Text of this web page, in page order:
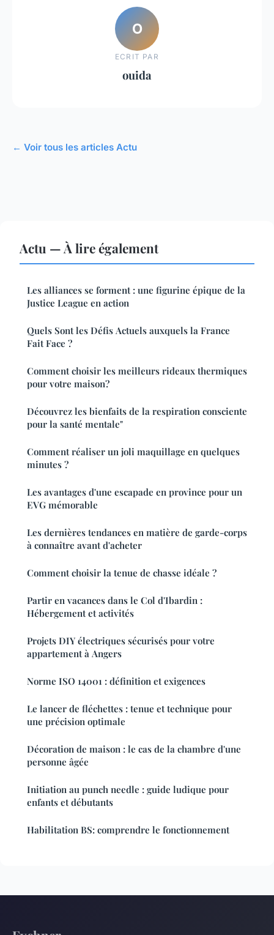
O
ECRIT PAR
ouida
← Voir tous les articles Actu
Actu — À lire également
Les alliances se forment : une figurine épique de la
Justice League en action
Quels Sont les Défis Actuels auxquels la France
Fait Face ?
Comment choisir les meilleurs rideaux thermiques
pour votre maison?
Découvrez les bienfaits de la respiration consciente
pour la santé mentale"
Comment réaliser un joli maquillage en quelques
minutes ?
Les avantages d'une escapade en province pour un
EVG mémorable
Les dernières tendances en matière de garde-corps
à connaître avant d'acheter
Comment choisir la tenue de chasse idéale ?
Partir en vacances dans le Col d'Ibardin :
Hébergement et activités
Projets DIY électriques sécurisés pour votre
appartement à Angers
Norme ISO 14001 : définition et exigences
Le lancer de fléchettes : tenue et technique pour
une précision optimale
Décoration de maison : le cas de la chambre d'une
personne âgée
Initiation au punch needle : guide ludique pour
enfants et débutants
Habilitation BS: comprendre le fonctionnement